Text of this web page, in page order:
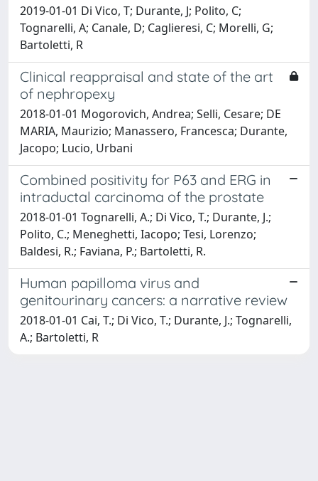
2019-01-01 Di Vico, T; Durante, J; Polito, C;
Tognarelli, A; Canale, D; Caglieresi, C; Morelli, G;
Bartoletti, R
Clinical reappraisal and state of the art
of nephropexy
2018-01-01 Mogorovich, Andrea; Selli, Cesare; DE
MARIA, Maurizio; Manassero, Francesca; Durante,
Jacopo; Lucio, Urbani
Combined positivity for P63 and ERG in
intraductal carcinoma of the prostate
2018-01-01 Tognarelli, A.; Di Vico, T.; Durante, J.;
Polito, C.; Meneghetti, Iacopo; Tesi, Lorenzo;
Baldesi, R.; Faviana, P.; Bartoletti, R.
Human papilloma virus and
genitourinary cancers: a narrative review
2018-01-01 Cai, T.; Di Vico, T.; Durante, J.; Tognarelli,
A.; Bartoletti, R